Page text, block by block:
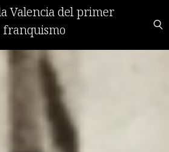
Valencia del primer
franquismo